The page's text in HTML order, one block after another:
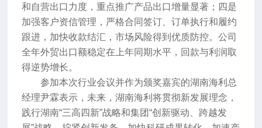
和自营出口力度，重点推广产品出口增量显著；四是
加强客户资信管理，严格合同签订、订单执行和履约
跟进，加快收款结汇，市场风险得到优质防控。公司
全年外贸出口额稳定在上年同期水平，回款与利润取
得逆势增长。
参加本次行业会议并作为颁奖嘉宾的湖南海利总
经理尹霖表示，未来，湖南海利将贯彻新发展理念，
践行湖南“三高四新”战略和集团“创新驱动、跨越发